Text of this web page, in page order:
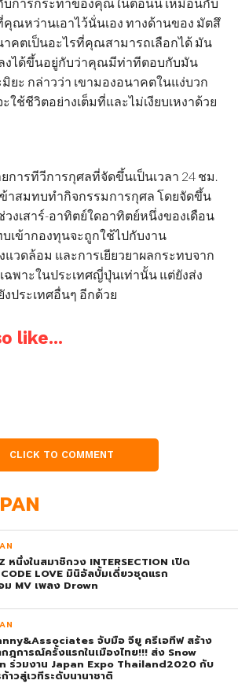
ณหว่านเอาไว้นั่นเอง ทางด้านของ มัตสึ
าคตเป็นอะไรที่คุณสามารถเลือกได้ มัน
งได้ขึ้นอยู่กับว่าคุณมีท่าทีตอบกับมัน
มิยะ กล่าวว่า เขามองอนาคตในแง่บวก
ใช้ชีวิตอย่างเต็มที่และไม่เงียบเหงาด้วย
ยการทีวีการกุศลที่จัดขึ้นเป็นเวลา 24 ชม.
ข้าสมทบทำกิจกรรมการกุศล โดยจัดขึ้น
งเสาร์-อาทิตย์ใดอาทิตย์หนึ่งของเดือน
เข้ากองทุนจะถูกใช้ไปกับงาน
แวดล้อม และการเยียวยาผลกระทบจาก
ฉพาะในประเทศญี่ปุ่นเท่านั้น แต่ยังส่ง
ประเทศอื่นๆ อีกด้วย
like...
CLICK TO COMMENT
หนึ่งในสมาชิกวง INTERSECTION เปิด
LOVE มินิอัลบั้มเดี่ยวชุดแรก
ม MV เพลง Drown
จับมือ จียู ครีเอทีฟ สร้าง
กฎการณ์ครั้งแรกในเมืองไทย!!! ส่ง Snow
ร่วมงาน Japan Expo Thailand2020 กับ
าวสู่เวทีระดับนานาชาติ